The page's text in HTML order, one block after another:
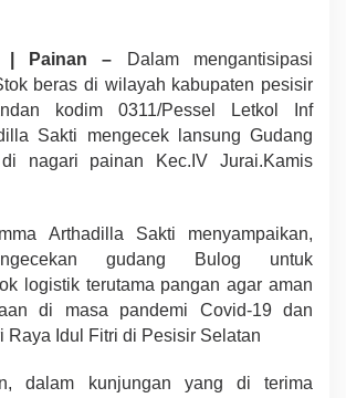
| Painan – Dalam mengantisipasi
beras di wilayah kabupaten pesisir
kodim 0311/Pessel Letkol Inf
Sakti mengecek lansung Gudang
nagari painan Kec.IV Jurai.Kamis
Arthadilla Sakti menyampaikan,
gudang Bulog untuk
logistik terutama pangan agar aman
di masa pandemi Covid-19 dan
Raya Idul Fitri di Pesisir Selatan
dalam kunjungan yang di terima